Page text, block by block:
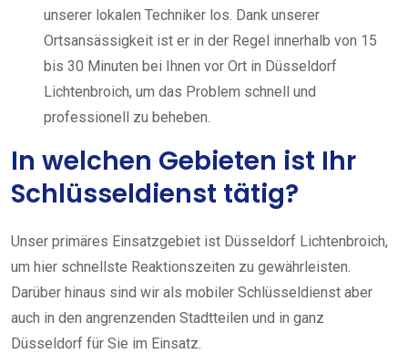
unserer lokalen Techniker los. Dank unserer
Ortsansässigkeit ist er in der Regel innerhalb von 15
bis 30 Minuten bei Ihnen vor Ort in Düsseldorf
Lichtenbroich, um das Problem schnell und
professionell zu beheben.
In welchen Gebieten ist Ihr
Schlüsseldienst tätig?
Unser primäres Einsatzgebiet ist Düsseldorf Lichtenbroich,
um hier schnellste Reaktionszeiten zu gewährleisten.
Darüber hinaus sind wir als mobiler Schlüsseldienst aber
auch in den angrenzenden Stadtteilen und in ganz
Düsseldorf für Sie im Einsatz.